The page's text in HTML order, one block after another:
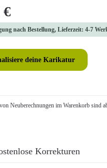
Preis:
€
nach Bestellung, Lieferzeit: 4-7
deine Karikatur
Neuberechnungen im Warenkorb sind
Korrekturen